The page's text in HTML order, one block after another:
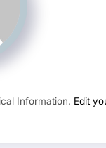
Information. Edit